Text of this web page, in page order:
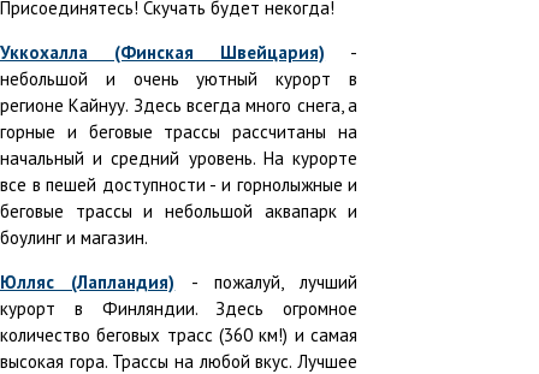
Присоединятесь! Скучать будет некогда!
Уккохалла (Финская Швейцария) -
небольшой и очень уютный курорт в
регионе Кайнуу. Здесь всегда много снега, а
горные и беговые трассы рассчитаны на
начальный и средний уровень. На курорте
все в пешей доступности - и горнолыжные и
беговые трассы и небольшой аквапарк и
боулинг и магазин.
Юлляс (Лапландия) - пожалуй, лучший
курорт в Финляндии. Здесь огромное
количество беговых трасс (360 км!) и самая
высокая гора. Трассы на любой вкус. Лучшее